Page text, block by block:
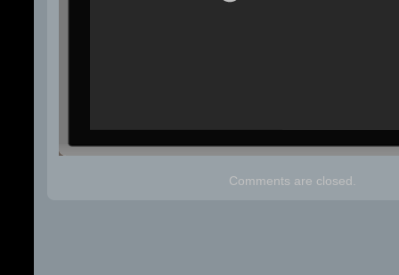
Comments are closed.